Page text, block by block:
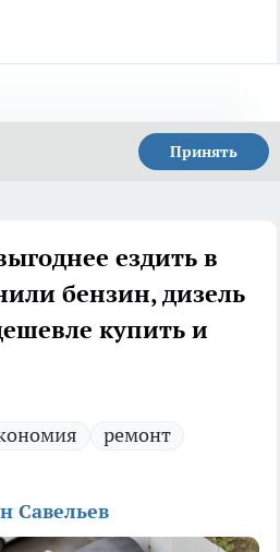
Принять
ездить в
бензин, дизель
купить и
ремонт
Савельев